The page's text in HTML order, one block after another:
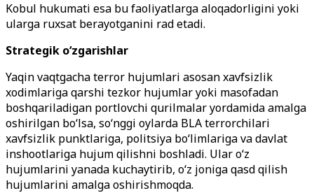
Kobul hukumati esa bu faoliyatlarga aloqadorligini yoki
ularga ruxsat berayotganini rad etadi.
Strategik o‘zgarishlar
Yaqin vaqtgacha terror hujumlari asosan xavfsizlik
xodimlariga qarshi tezkor hujumlar yoki masofadan
boshqariladigan portlovchi qurilmalar yordamida amalga
oshirilgan bo‘lsa, so‘nggi oylarda BLA terrorchilari
xavfsizlik punktlariga, politsiya bo‘limlariga va davlat
inshootlariga hujum qilishni boshladi. Ular o‘z
hujumlarini yanada kuchaytirib, o‘z joniga qasd qilish
hujumlarini amalga oshirishmoqda.